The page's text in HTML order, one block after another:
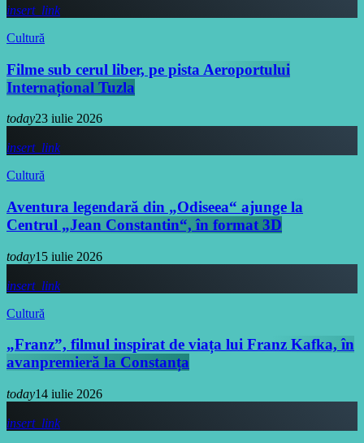
insert_link
Cultură
Filme sub cerul liber, pe pista Aeroportului
Internațional Tuzla
today23 iulie 2026
insert_link
Cultură
Aventura legendară din „Odiseea“ ajunge la
Centrul „Jean Constantin“, în format 3D
today15 iulie 2026
insert_link
Cultură
„Franz”, filmul inspirat de viața lui Franz Kafka, în
avanpremieră la Constanța
today14 iulie 2026
insert_link